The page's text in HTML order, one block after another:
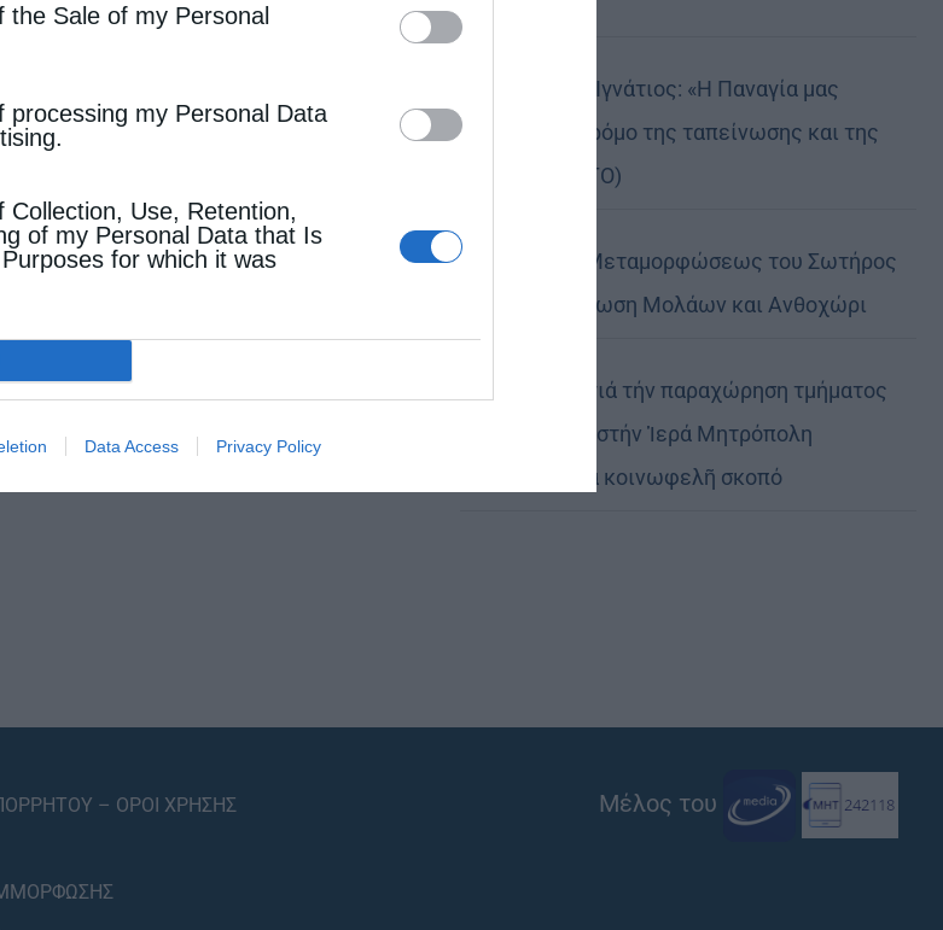
the Sale of my Personal
processing my Personal Data
Use, Retention,
of my Personal Data that Is
for which it was
Data Access Privacy Policy
Δημητριάδος Ιγνάτιος: «Η Παναγία μας
δείχνει τον δρόμο της ταπείνωσης και της
σιωπής» (ΦΩΤΟ)
Η εορτή της Μεταμορφώσεως του Σωτήρος
σε Μεταμόρφωση Μολάων και Ανθοχώρι
Εὐχαριστίες γιά τήν παραχώρηση τμήματος
στρατοπέδου στήν Ἱερά Μητρόπολη
Καστορίας γιά κοινωφελῆ σκοπό
– ΟΡΟΙ ΧΡΗΣΗΣ
Μέλος του